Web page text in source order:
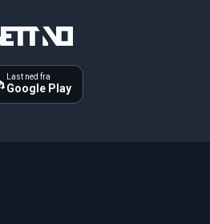
Last ned fra
Google Play